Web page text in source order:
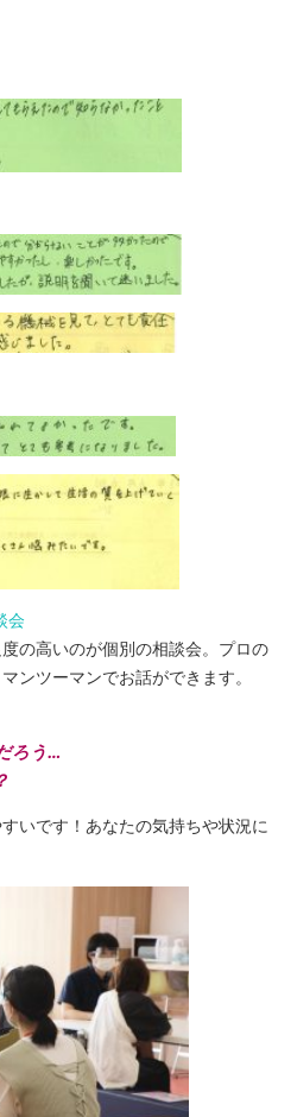
会
の高いのが個別の相談会。プロの
ンツーマンでお話ができます。
ろう…
いです！あなたの気持ちや状況に